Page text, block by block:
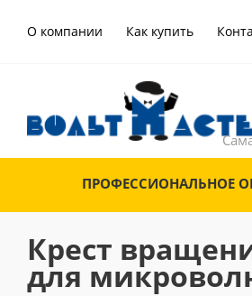
О компании Как купить
ПРОФЕССИОНАЛЬНОЕ
Крест
для